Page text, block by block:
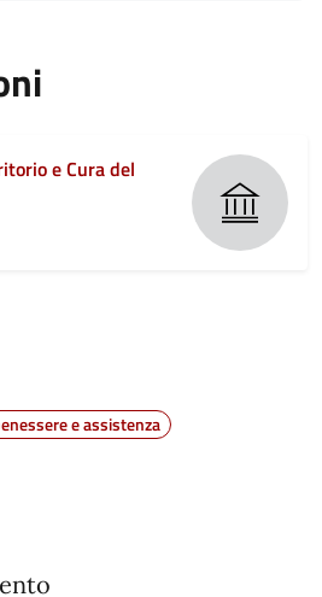
e Cura del
e assistenza